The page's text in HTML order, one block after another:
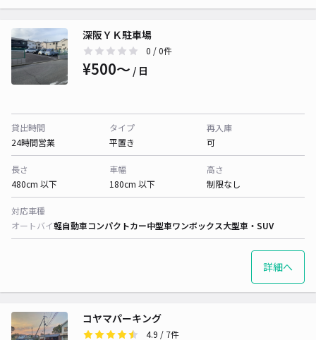
深阪ＹＫ駐車場
0 / 0件
¥500〜 / 日
貸出時間
24時間営業
タイプ
平置き
再入庫
可
長さ
480cm 以下
車幅
180cm 以下
高さ
制限なし
対応車種
オートバイ軽自動車コンパクトカー中型車ワンボックス大型車・SUV
詳細へ
コヤマパーキング
4.9 / 7件